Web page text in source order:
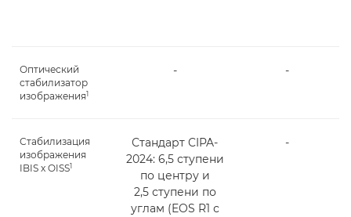
Оптический
стабилизатор
изображения1
- -
Стабилизация
изображения
IBIS x OISS1
Стандарт CIPA-
2024: 6,5 ступени
по центру и
2,5 ступени по
углам (EOS R1 с
-